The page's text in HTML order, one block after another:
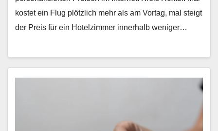
kostet ein Flug plötzlich mehr als am Vortag, mal steigt
der Preis für ein Hotelzimmer innerhalb weniger…